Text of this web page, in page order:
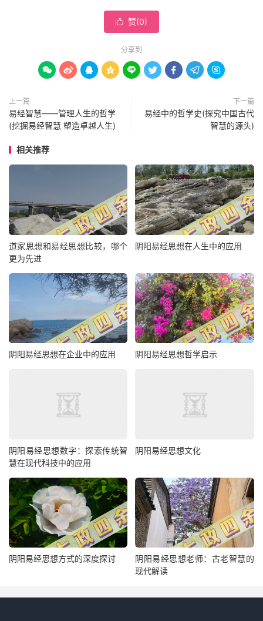
 赞(0)
分享到
        
上一篇
易经智慧——管理人生的哲学
(挖掘易经智慧 塑造卓越人生)
下一篇
易经中的哲学史(探究中国古代
智慧的源头)
相关推荐
道家思想和易经思想比较，哪个
更为先进
阴阳易经思想在人生中的应用
阴阳易经思想在企业中的应用 阴阳易经思想哲学启示
阴阳易经思想数字：探索传统智
慧在现代科技中的应用
阴阳易经思想文化
阴阳易经思想方式的深度探讨
阴阳易经思想老师：古老智慧的
现代解读